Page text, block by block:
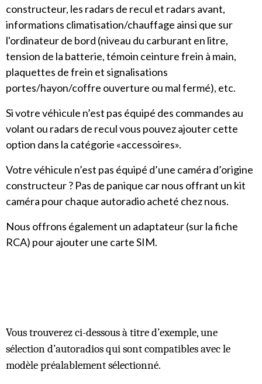
constructeur, les radars de recul et radars avant,
informations climatisation/chauffage ainsi que sur
l'ordinateur de bord (niveau du carburant en litre,
tension de la batterie, témoin ceinture frein à main,
plaquettes de frein et signalisations
portes/hayon/coffre ouverture ou mal fermé), etc.
Si votre véhicule n’est pas équipé des commandes au
volant ou radars de recul vous pouvez ajouter cette
option dans la catégorie «accessoires».
Votre véhicule n’est pas équipé d’une caméra d’origine
constructeur ? Pas de panique car nous offrant un kit
caméra pour chaque autoradio acheté chez nous.
Nous offrons également un adaptateur (sur la fiche
RCA) pour ajouter une carte SIM.
Vous trouverez ci-dessous à titre d’exemple, une
sélection d’autoradios qui sont compatibles avec le
modèle préalablement sélectionné.